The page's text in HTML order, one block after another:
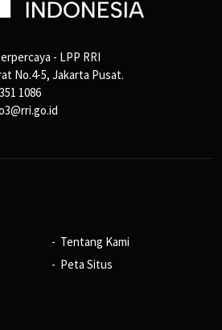
- LPP RRI
No.4-5, Jakarta Pusat.
1086
Tentang Kami
Peta Situs